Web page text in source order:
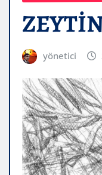
yönetici